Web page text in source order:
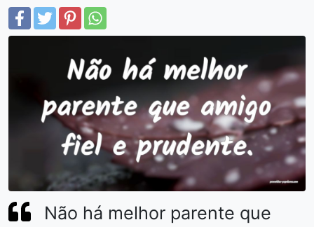
Não há melhor parente que